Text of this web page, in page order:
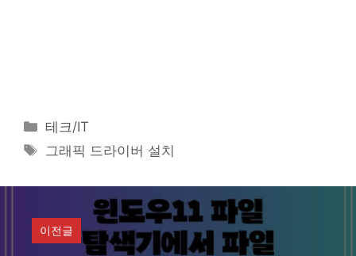
카
테
리
테크/IT
태
그래픽 드라이버 설치
이전글